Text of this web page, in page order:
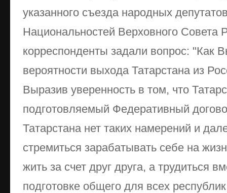
указанного съезда народных
Национальностей Верховного Совета
корреспонденты задали вопрос: "Как
вероятности выхода Татарстана из
Выразив уверенность в том, что
подготовляемый Федеративный
Татарстана нет таких намерений и
стремиться зарабатывать себе на
жить за счет друг друга, а трудиться
подготовке общего для всех